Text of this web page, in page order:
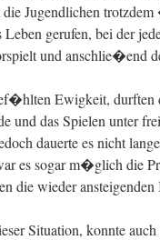
die Jugendlichen
Leben gerufen, bei der
und anschlie�end
Ewigkeit, durften
und das Spielen unter
dauerte es nicht
es sogar m�glich die
die wieder
Situation, konnte